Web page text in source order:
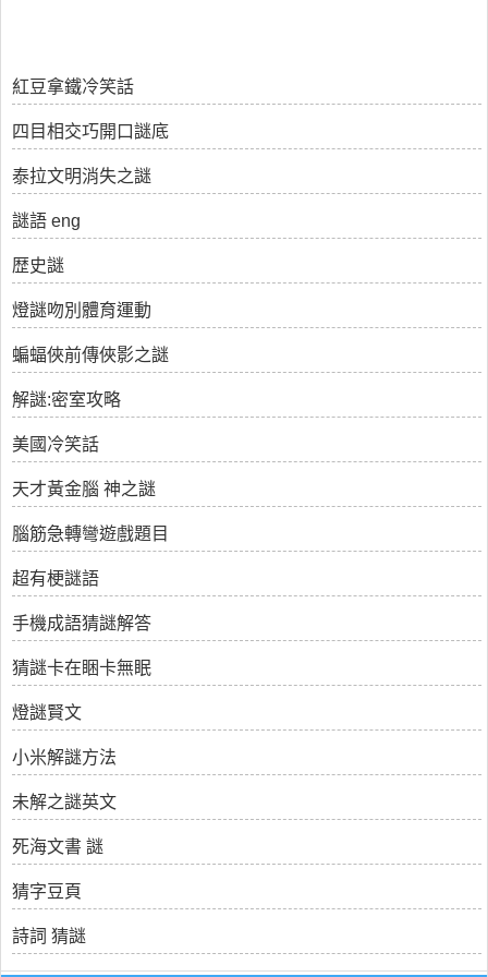
紅豆拿鐵冷笑話
四目相交巧開口謎底
泰拉文明消失之謎
謎語 eng
歴史謎
燈謎吻別體育運動
蝙蝠俠前傳俠影之謎
解謎:密室攻略
美國冷笑話
天才黃金腦 神之謎
腦筋急轉彎遊戲題目
超有梗謎語
手機成語猜謎解答
猜謎卡在睏卡無眠
燈謎賢文
小米解謎方法
未解之謎英文
死海文書 謎
猜字豆頁
詩詞 猜謎